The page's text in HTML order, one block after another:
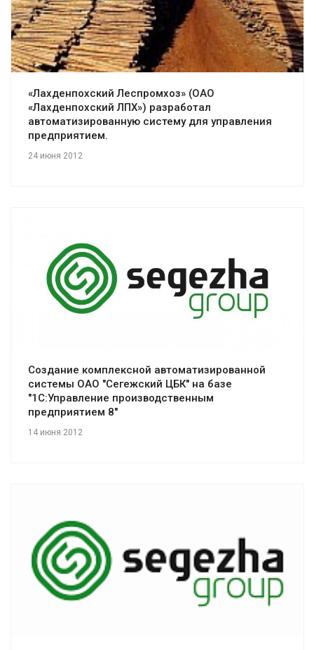
«Лахденпохский Леспромхоз» (ОАО
«Лахденпохский ЛПХ») разработал
автоматизированную систему для управления
предприятием.
24 июня 2012
Смотреть проект
Создание комплексной автоматизированной
системы ОАО "Сегежский ЦБК" на базе
"1С:Управление производственным
предприятием 8"
14 июня 2012
Смотреть проект